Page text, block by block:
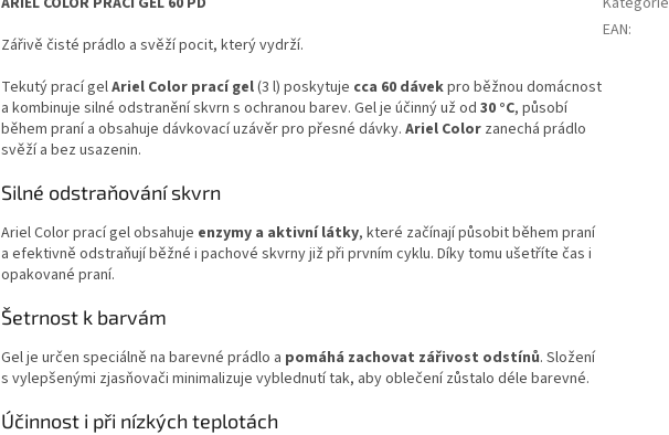
Zářivě čisté prádlo a svěží pocit, který vydrží.
Tekutý prací gelAriel Color prací gel(3 l) poskytuje cca 60 dávekpro běžnou domácnost
a kombinuje silné odstranění skvrn s ochranou barev. Gel je účinný už od 30 °C, působí
během praní a obsahuje dávkovací uzávěr pro přesné dávky. Ariel Color zanechá prádlo
svěží a bez usazenin.
Silné odstraňování skvrn
Ariel Color prací gel obsahuje enzymy a aktivní látky, které začínají působit během praní
a efektivně odstraňují běžné i pachové skvrny již při prvním cyklu. Díky tomu ušetříte čas i
opakované praní.
Šetrnost k barvám
Gel je určen speciálně na barevné prádlo a pomáhá zachovat zářivost odstínů. Složení
s vylepšenými zjasňovači minimalizuje vyblednutí tak, aby oblečení zůstalo déle barevné.
Účinnost i při nízkých teplotách
EAN: